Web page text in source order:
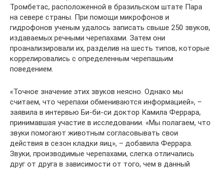
Тромбетас, расположенной в бразильском штате Пара
на севере страны. При помощи микрофонов и
гидрофонов ученым удалось записать свыше 250 звуков,
издаваемых речными черепахами. Затем они
проанализировали их, разделив на шесть типов, которые
коррелировались с определенным черепашьим
поведением.
«Точное значение этих звуков неясно. Однако мы
считаем, что черепахи обмениваются информацией», –
заявила в интервью Би-би-си доктор Камила Феррара,
принимавшая участие в исследовании. «Мы полагаем, что
звуки помогают животным согласовывать свои
действия в сезон кладки яиц», – добавила Феррара.
Звуки, производимые черепахами, слегка отличались
друг от друга в зависимости от того, чем в данный